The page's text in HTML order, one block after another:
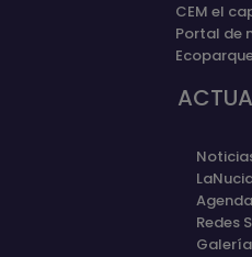
CEM el
Portal de
Agenda
Redes
Galería